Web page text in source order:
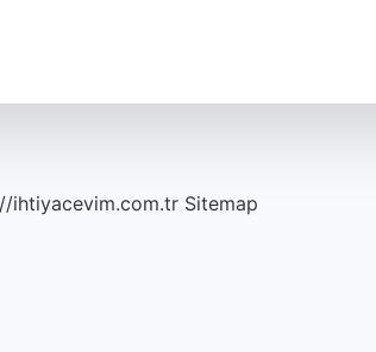
ihtiyacevim.com.tr Sitemap